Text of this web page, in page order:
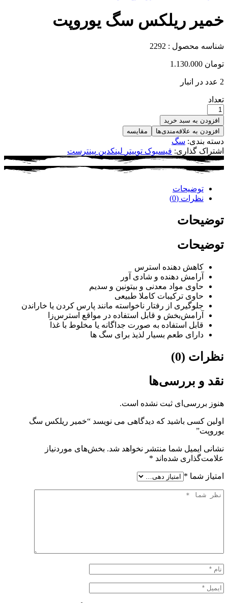
خمیر ریلکس سگ یوروپت
شناسه محصول : 2292
تومان
2 عدد در انبار
تعداد
افزودن به سبد خرید
افزودن به علاقه‌مندی‌ها
مقایسه
دسته بندی: سگ
اشتراک گذاری: فیسبوک توییتر لینکدین پینترست
توضیحات
نظرات (0)
توضیحات
توضیحات
کاهش دهنده استرس
آرامش دهنده و شادی آور
حاوی مواد معدنی و بیتونین و سدیم
حاوی ترکیبات کاملا طبیعی
جلوگیری از رفتار ناخواسته مانند پارس کردن یا خاراندن
آرامش‌بخش و قابل استفاده در مواقع استرس‌زا
قابل استفاده به صورت جداگانه یا مخلوط با غذا
دارای طعم بسیار لذیذ برای سگ ها
نظرات (0)
نقد و بررسی‌ها
هنوز بررسی‌ای ثبت نشده است.
اولین کسی باشید که دیدگاهی می نویسد “خمیر ریلکس سگ
یوروپت”
نشانی ایمیل شما منتشر نخواهد شد. بخش‌های موردنیاز
علامت‌گذاری شده‌اند *
امتیاز شما *